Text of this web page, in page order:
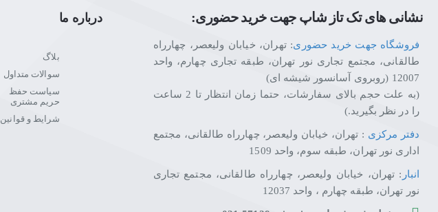
نشانی های تک تاز شاپ جهت خرید حضوری:
فروشگاه جهت خرید حضوری: تهران، خیابان ولیعصر، چهارراه
طالقانی، مجتمع تجاری نور تهران، طبقه تجاری چهارم، واحد
12007 (روبروی آسانسور شیشه ای)
(به علت حجم بالای سفارشات، حتما زمان انتظار تا 2 ساعت
را در نظر بگیرید.)
دفتر مرکزی : تهران، خیابان ولیعصر، چهارراه طالقانی، مجتمع
اداری نور تهران، طبقه سوم، واحد 1509
انبار : تهران، خیابان ولیعصر، چهارراه طالقانی، مجتمع تجاری
نور تهران، طبقه چهارم ، واحد 12037
درباره ما
بلاگ
سوالات متداول
سیاست حفظ
حریم مشتری
شرایط و قوانین